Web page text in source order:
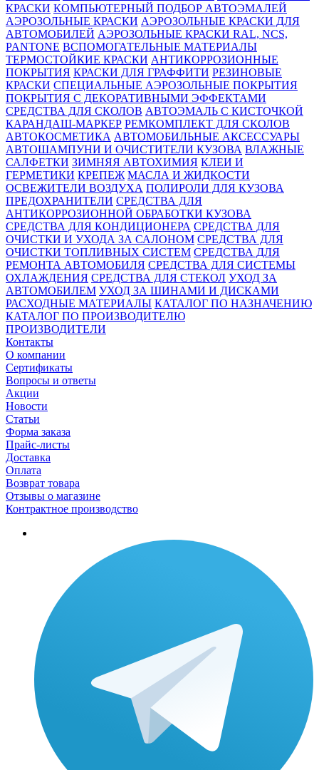
КРАСКИ КОМПЬЮТЕРНЫЙ ПОДБОР АВТОЭМАЛЕЙ
АЭРОЗОЛЬНЫЕ КРАСКИ АЭРОЗОЛЬНЫЕ КРАСКИ ДЛЯ
АВТОМОБИЛЕЙ АЭРОЗОЛЬНЫЕ КРАСКИ RAL, NCS,
PANTONE ВСПОМОГАТЕЛЬНЫЕ МАТЕРИАЛЫ
ТЕРМОСТОЙКИЕ КРАСКИ АНТИКОРРОЗИОННЫЕ
ПОКРЫТИЯ КРАСКИ ДЛЯ ГРАФФИТИ РЕЗИНОВЫЕ
КРАСКИ СПЕЦИАЛЬНЫЕ АЭРОЗОЛЬНЫЕ ПОКРЫТИЯ
ПОКРЫТИЯ С ДЕКОРАТИВНЫМИ ЭФФЕКТАМИ
СРЕДСТВА ДЛЯ СКОЛОВ АВТОЭМАЛЬ С КИСТОЧКОЙ
КАРАНДАШ-МАРКЕР РЕМКОМПЛЕКТ ДЛЯ СКОЛОВ
АВТОКОСМЕТИКА АВТОМОБИЛЬНЫЕ АКСЕССУАРЫ
АВТОШАМПУНИ И ОЧИСТИТЕЛИ КУЗОВА ВЛАЖНЫЕ
САЛФЕТКИ ЗИМНЯЯ АВТОХИМИЯ КЛЕИ И
ГЕРМЕТИКИ КРЕПЕЖ МАСЛА И ЖИДКОСТИ
ОСВЕЖИТЕЛИ ВОЗДУХА ПОЛИРОЛИ ДЛЯ КУЗОВА
ПРЕДОХРАНИТЕЛИ СРЕДСТВА ДЛЯ
АНТИКОРРОЗИОННОЙ ОБРАБОТКИ КУЗОВА
СРЕДСТВА ДЛЯ КОНДИЦИОНЕРА СРЕДСТВА ДЛЯ
ОЧИСТКИ И УХОДА ЗА САЛОНОМ СРЕДСТВА ДЛЯ
ОЧИСТКИ ТОПЛИВНЫХ СИСТЕМ СРЕДСТВА ДЛЯ
РЕМОНТА АВТОМОБИЛЯ СРЕДСТВА ДЛЯ СИСТЕМЫ
ОХЛАЖДЕНИЯ СРЕДСТВА ДЛЯ СТЕКОЛ УХОД ЗА
АВТОМОБИЛЕМ УХОД ЗА ШИНАМИ И ДИСКАМИ
РАСХОДНЫЕ МАТЕРИАЛЫ КАТАЛОГ ПО НАЗНАЧЕНИЮ
КАТАЛОГ ПО ПРОИЗВОДИТЕЛЮ
ПРОИЗВОДИТЕЛИ
Контакты
О компании
Сертификаты
Вопросы и ответы
Акции
Новости
Статьи
Форма заказа
Прайс-листы
Доставка
Оплата
Возврат товара
Отзывы о магазине
Контрактное производство